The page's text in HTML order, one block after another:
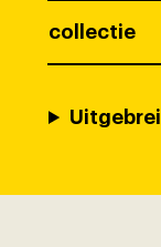
collectie